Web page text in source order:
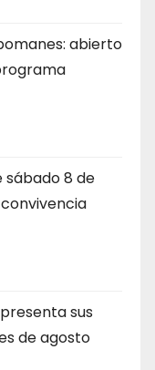
abierto
sábado 8 de
sus
de agosto